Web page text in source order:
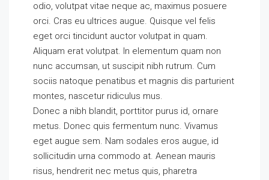
odio, volutpat vitae neque ac, maximus posuere
orci. Cras eu ultrices augue. Quisque vel felis
eget orci tincidunt auctor volutpat in quam.
Aliquam erat volutpat. In elementum quam non
nunc accumsan, ut suscipit nibh rutrum. Cum
sociis natoque penatibus et magnis dis parturient
montes, nascetur ridiculus mus.
Donec a nibh blandit, porttitor purus id, ornare
metus. Donec quis fermentum nunc. Vivamus
eget augue sem. Nam sodales eros augue, id
sollicitudin urna commodo at. Aenean mauris
risus, hendrerit nec metus quis, pharetra